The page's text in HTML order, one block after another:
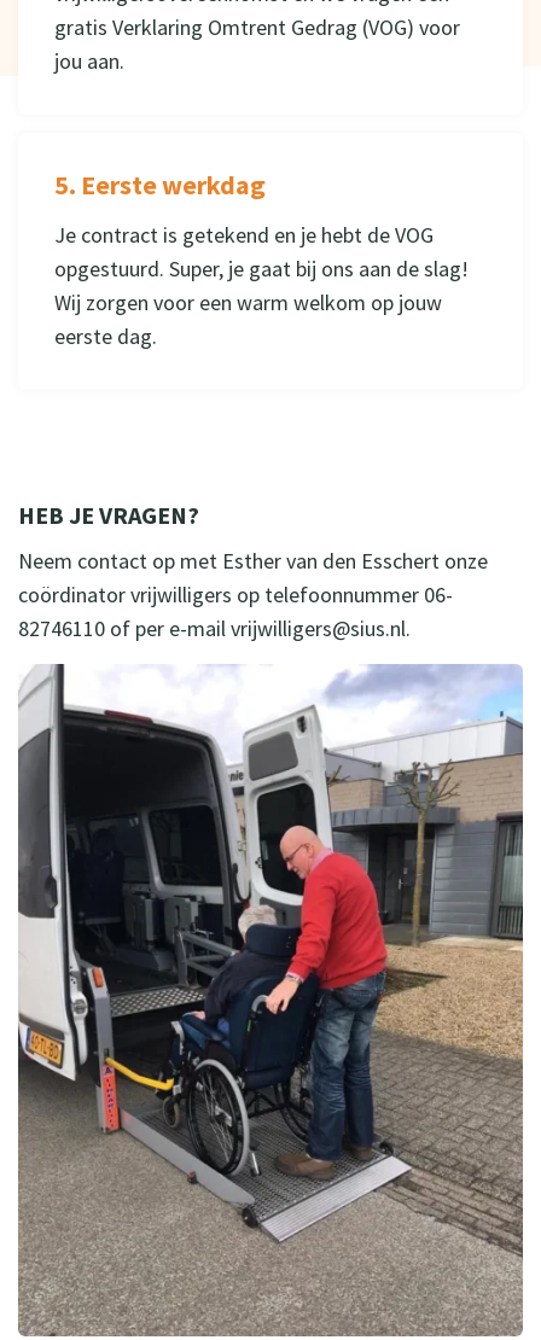
gratis Verklaring Omtrent Gedrag (VOG) voor
jou aan.
5. Eerste werkdag
Je contract is getekend en je hebt de VOG
opgestuurd. Super, je gaat bij ons aan de slag!
Wij zorgen voor een warm welkom op jouw
eerste dag.
HEB JE VRAGEN?
Neem contact op met Esther van den Esschert onze
coördinator vrijwilligers op telefoonnummer 06-
82746110 of per e-mail vrijwilligers@sius.nl.